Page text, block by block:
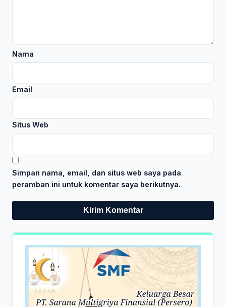
Nama
Email
Situs Web
Simpan nama, email, dan situs web saya pada
peramban ini untuk komentar saya berikutnya.